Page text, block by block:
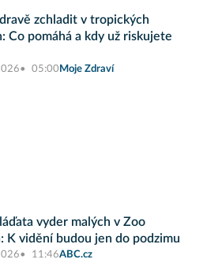
zchladit v tropických
Co pomáhá a kdy už riskujete
05:00 Moje Zdraví
vyder malých v Zoo
K vidění budou jen do podzimu
11:46ABC.cz